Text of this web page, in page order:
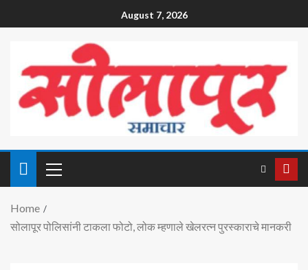
August 7, 2026
Home
सोलापूर पोलिसांनी टाकला फोटो, लोक म्हणाले खेलरत्न पुरस्काराचे मानकरी